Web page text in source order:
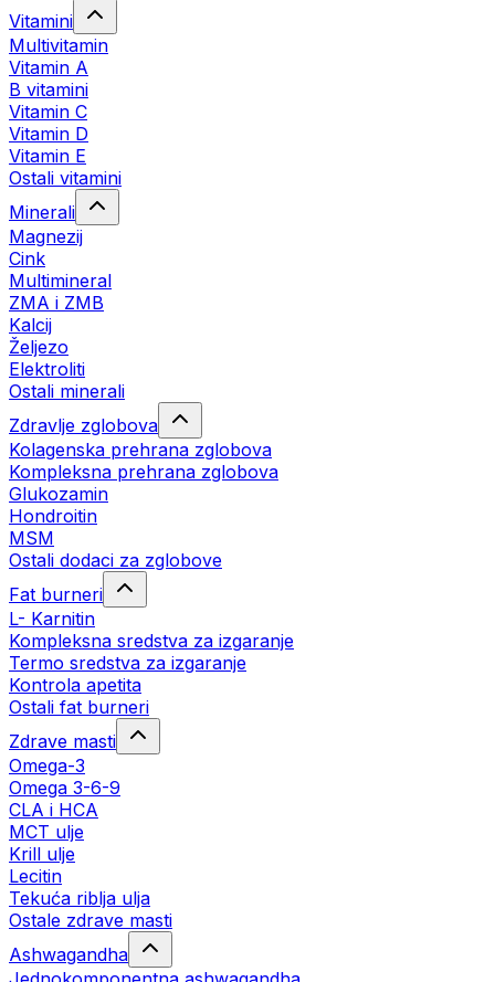
Vitamini
Multivitamin
Vitamin A
B vitamini
Vitamin C
Vitamin D
Vitamin E
Ostali vitamini
Minerali
Magnezij
Cink
Multimineral
ZMA i ZMB
Kalcij
Željezo
Elektroliti
Ostali minerali
Zdravlje zglobova
Kolagenska prehrana zglobova
Kompleksna prehrana zglobova
Glukozamin
Hondroitin
MSM
Ostali dodaci za zglobove
Fat burneri
L- Karnitin
Kompleksna sredstva za izgaranje
Termo sredstva za izgaranje
Kontrola apetita
Ostali fat burneri
Zdrave masti
Omega-3
Omega 3-6-9
CLA i HCA
MCT ulje
Krill ulje
Lecitin
Tekuća riblja ulja
Ostale zdrave masti
Ashwagandha